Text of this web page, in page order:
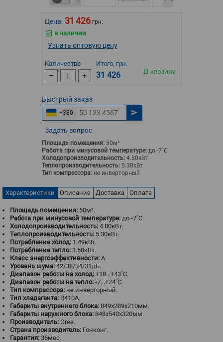
Цена: 31 426 грн.
в наличии
Узнать оптовую цену
Количество Итого, грн.
31 426 В корзину
Быстрый заказ
+380
Задать вопрос
Площадь помещения:50м²
Работа при минусовой температуре:до -7˚С
Холодопроизводительность:4.80кВт
Теплопроизводительность:5.30кВт
Тип компрессора:не инверторный
Характеристики Описание Доставка Оплата
Площадь помещения: 50м².
Работа при минусовой температуре: до -7˚С.
Холодопроизводительность: 4.80кВт.
Теплопроизводительность: 5.30кВт.
Потребление холод: 1.49кВт.
Потребление тепло: 1.50кВт.
Класс энергоэффективности: A.
Уровень шума: 42/38/34/31дБ.
Диапазон работы на холод: +18...+43˚С.
Диапазон работы на тепло: -7...+24˚С.
Тип компрессора: не инверторный.
Тип хладагента: R410A.
Габариты внутреннего блока: 849x289x210мм.
Габариты наружного блока: 848х540х320мм.
Производитель: Gree.
Страна производитель: Гонконг.
Гарантия: 36мес.